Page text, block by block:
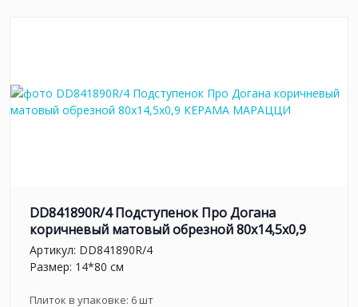
DD841890R/4 Подступенок Про Догана
коричневый матовый обрезной 80x14,5x0,9
Артикул: DD841890R/4
Размер: 14*80 см
Плиток в упаковке: 6шт